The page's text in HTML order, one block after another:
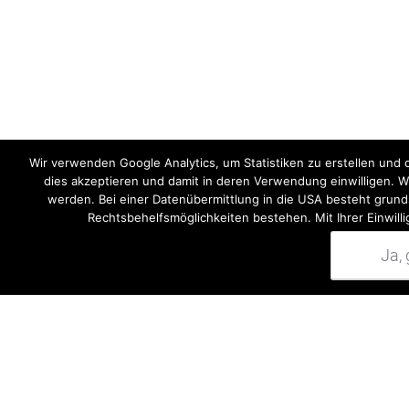
Descrizione
Colore: verde-blu
Wir verwenden Google Analytics, um Statistiken zu erstellen
dies akzeptieren und damit in deren Verwendung einwilligen.
werden. Bei einer Datenübermittlung in die USA besteht
Rechtsbehelfsmöglichkeiten bestehen. Mit Ihrer
Ja,